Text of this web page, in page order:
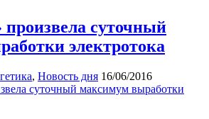
суточный
электротока
, Новость дня 16/06/2016